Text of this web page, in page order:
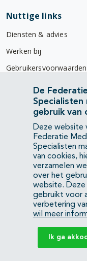
Nuttige links
Diensten & advies
Werken bij
Gebruikersvoorwaarden
Privacyverklaring
Contact
Mercatorlaan 1200
3528 BL Utrecht
(088) 505 34 34
YouTubeLinkedIn
KvK Federatie
Privacyverklaring
De
Specialisten
gebruik van
Deze website
Federatie
Specialisten
van cookies,
verzamelen
over het
website. Deze
gebruikt voor
verbetering
wil meer
Ik ga